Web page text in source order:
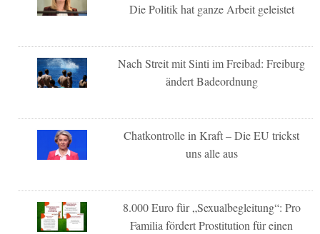
Die Politik hat ganze Arbeit geleistet
Nach Streit mit Sinti im Freibad: Freiburg
ändert Badeordnung
Chatkontrolle in Kraft – Die EU trickst
uns alle aus
8.000 Euro für „Sexualbegleitung“: Pro
Familia fördert Prostitution für einen